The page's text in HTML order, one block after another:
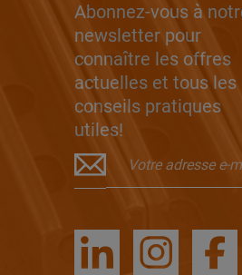
Abonnez-vous à
newsletter pour
connaître les offres
actuelles et tous les
conseils pratiques
utiles!